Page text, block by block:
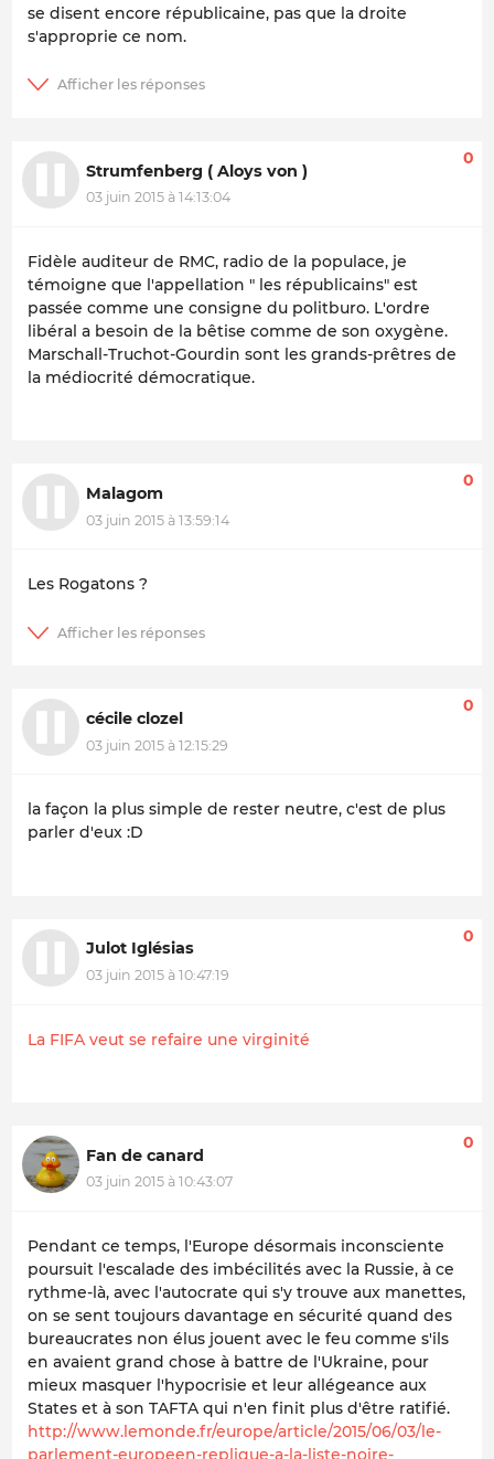
se disent encore républicaine, pas que la droite
s'approprie ce nom.
Strumfenberg ( Aloys von )
03 juin 2015 à 14:13:04
0
Fidèle auditeur de RMC, radio de la populace, je
témoigne que l'appellation " les républicains" est
passée comme une consigne du politburo. L'ordre
libéral a besoin de la bêtise comme de son oxygène.
Marschall-Truchot-Gourdin sont les grands-prêtres de
la médiocrité démocratique.
Malagom
03 juin 2015 à 13:59:14
0
Les Rogatons ?
cécile clozel
03 juin 2015 à 12:15:29
0
la façon la plus simple de rester neutre, c'est de plus
parler d'eux :D
Julot Iglésias
03 juin 2015 à 10:47:19
0
La FIFA veut se refaire une virginité
Fan de canard
03 juin 2015 à 10:43:07
0
Pendant ce temps, l'Europe désormais inconsciente
poursuit l'escalade des imbécilités avec la Russie, à ce
rythme-là, avec l'autocrate qui s'y trouve aux manettes,
on se sent toujours davantage en sécurité quand des
bureaucrates non élus jouent avec le feu comme s'ils
en avaient grand chose à battre de l'Ukraine, pour
mieux masquer l'hypocrisie et leur allégeance aux
States et à son TAFTA qui n'en finit plus d'être ratifié.
http://www.lemonde.fr/europe/article/2015/06/03/le-
parlement-europeen-replique-a-la-liste-noire-